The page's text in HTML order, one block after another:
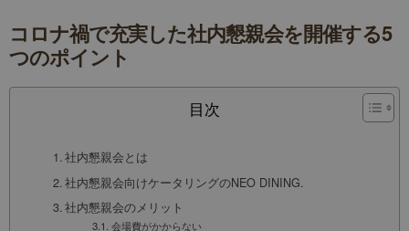
コロナ禍で充実した社内懇親会を開催する5
つのポイント
目次
社内懇親会とは
社内懇親会向けケータリングのNEO DINING.
社内懇親会のメリット
会場費がかからない